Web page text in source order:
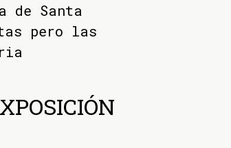
Santa
pero las